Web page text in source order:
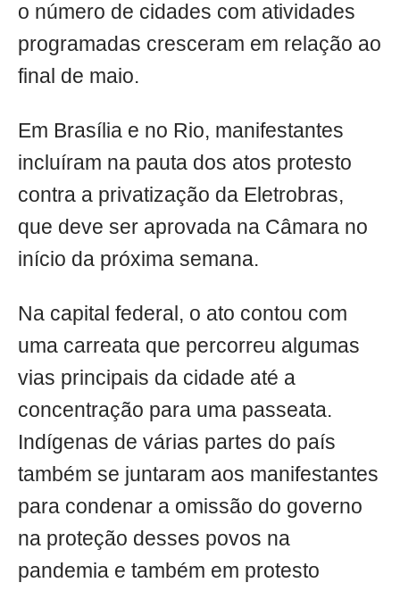
o número de cidades com atividades
programadas cresceram em relação ao
final de maio.
Em Brasília e no Rio, manifestantes
incluíram na pauta dos atos protesto
contra a privatização da Eletrobras,
que deve ser aprovada na Câmara no
início da próxima semana.
Na capital federal, o ato contou com
uma carreata que percorreu algumas
vias principais da cidade até a
concentração para uma passeata.
Indígenas de várias partes do país
também se juntaram aos manifestantes
para condenar a omissão do governo
na proteção desses povos na
pandemia e também em protesto